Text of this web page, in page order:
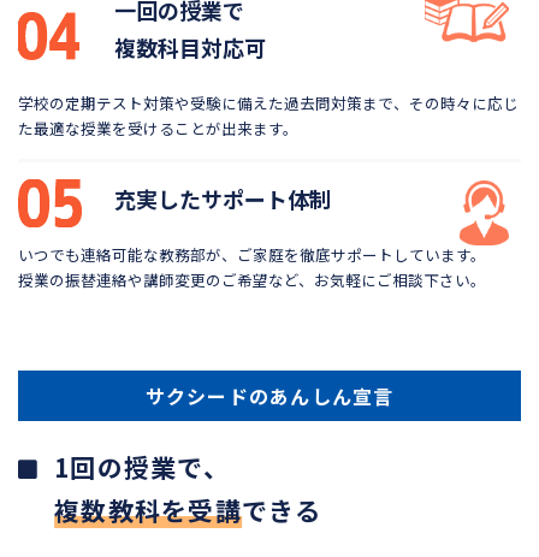
一回の授業で
複数科目対応可
学校の定期テスト対策や受験に備えた過去問対策まで、 その時々に応じ
た最適な授業を受けることが出来ます。
充実したサポート体制
いつでも連絡可能な教務部が、ご家庭を徹底サポートしています。
授業の振替連絡や講師変更のご希望など、お気軽にご相談下さい。
サクシードのあんしん宣言
1回の授業で、
複数教科を受講できる